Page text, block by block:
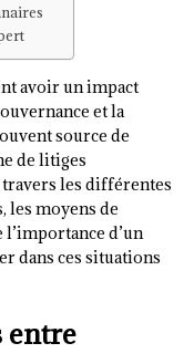
avoir un impact
et la
source de
de litiges
les différentes
les moyens de
d’un
dans ces situations
entre